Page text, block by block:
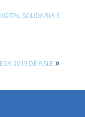
SOLIDARIA E
2019 DE ASLE »